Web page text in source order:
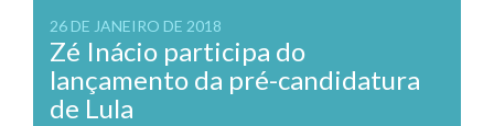
26 DE JANEIRO DE 2018
Zé Inácio participa do
lançamento da pré-candidatura
de Lula